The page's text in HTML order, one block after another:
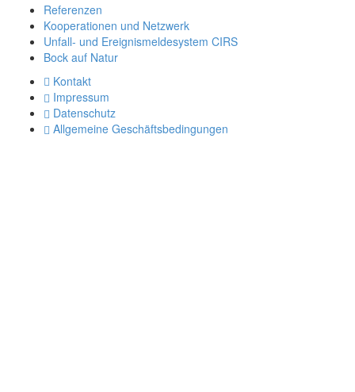
Referenzen
Kooperationen und Netzwerk
Unfall- und Ereignismeldesystem CIRS
Bock auf Natur
Kontakt
Impressum
Datenschutz
Allgemeine Geschäftsbedingungen